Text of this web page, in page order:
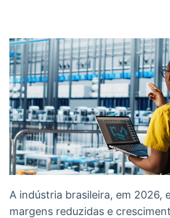
Plataforma
Soluções de Dados
e Conteúdos
OTC
Plataforma
negociação
ativos
Datafeed
A indústria brasileira, em 2026,
margens reduzidas e